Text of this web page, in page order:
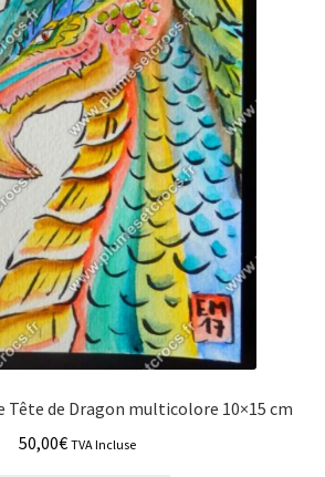
Tête de Dragon multicolore 10×15 cm
50,00€ TVA Incluse